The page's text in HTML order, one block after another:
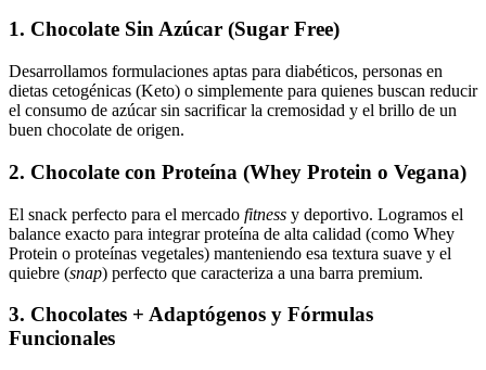
1. Chocolate Sin Azúcar (Sugar Free)
Desarrollamos formulaciones aptas para diabéticos, personas en
dietas cetogénicas (Keto) o simplemente para quienes buscan reducir
el consumo de azúcar sin sacrificar la cremosidad y el brillo de un
buen chocolate de origen.
2. Chocolate con Proteína (Whey Protein o Vegana)
El snack perfecto para el mercado fitness y deportivo. Logramos el
balance exacto para integrar proteína de alta calidad (como Whey
Protein o proteínas vegetales) manteniendo esa textura suave y el
quiebre (snap) perfecto que caracteriza a una barra premium.
3. Chocolates + Adaptógenos y Fórmulas
Funcionales